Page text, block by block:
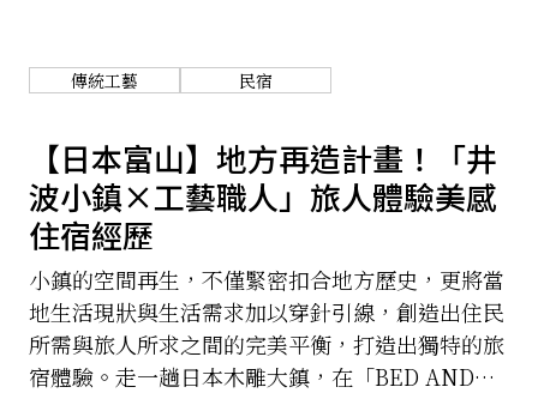
傳統工藝 民宿
【日本富山】地方再造計畫！「井
波小鎮×工藝職人」旅人體驗美感
住宿經歷
小鎮的空間再生，不僅緊密扣合地方歷史，更將當
地生活現狀與生活需求加以穿針引線，創造出住民
所需與旅人所求之間的完美平衡，打造出獨特的旅
宿體驗。走一趟日本木雕大鎮，在「BED AND